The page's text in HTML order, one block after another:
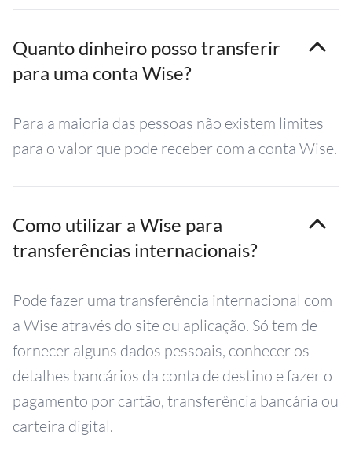
Quanto dinheiro posso transferir
para uma conta Wise?
Para a maioria das pessoas não existem limites
para o valor que pode receber com a conta Wise.
Como utilizar a Wise para
transferências internacionais?
Pode fazer uma transferência internacional com
a Wise através do site ou aplicação. Só tem de
fornecer alguns dados pessoais, conhecer os
detalhes bancários da conta de destino e fazer o
pagamento por cartão, transferência bancária ou
carteira digital.